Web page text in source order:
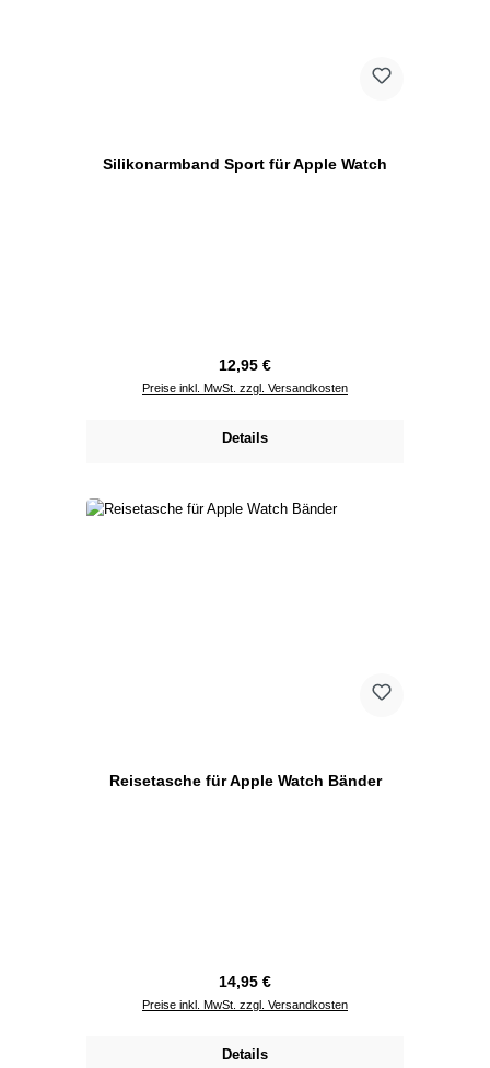
Silikonarmband Sport für Apple Watch
Regulärer Preis:
12,95 €
Preise inkl. MwSt. zzgl. Versandkosten
Details
Reisetasche für Apple Watch Bänder
Regulärer Preis:
14,95 €
Preise inkl. MwSt. zzgl. Versandkosten
Details